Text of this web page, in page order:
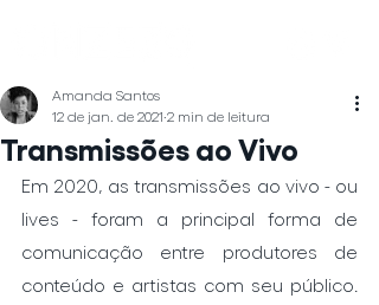
Transmissões ao Vivo
Amanda Santos
12 de jan. de 2021 2 min de leitura
Em 2020, as transmissões ao vivo - ou
lives - foram a principal forma de
comunicação entre produtores de
conteúdo e artistas com seu público.